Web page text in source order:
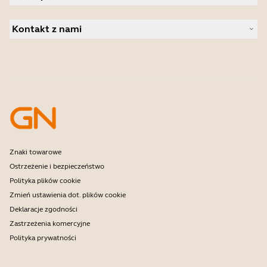
Studium przypadku
Kamery osobiste
Oprogramowanie
Dystrybutorzy
Kontakt z nami
Program deweloperów
Program partnerski
Firmowe zasady końca okresu eksploatacji
Znaki towarowe
Ostrzeżenie i bezpieczeństwo
Polityka plików cookie
Zmień ustawienia dot. plików cookie
Deklaracje zgodności
Zastrzeżenia komercyjne
Polityka prywatności